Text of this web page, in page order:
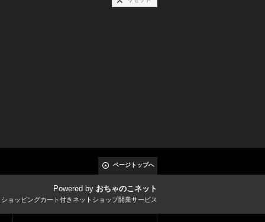
ページトップへ
Powered by おちゃのこネット
ョッピングカート付きネットショップ開業サービス